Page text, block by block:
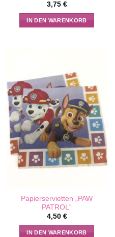
3,75 €
IN DEN WARENKORB
Papierservietten „PAW
PATROL“
4,50 €
IN DEN WARENKORB